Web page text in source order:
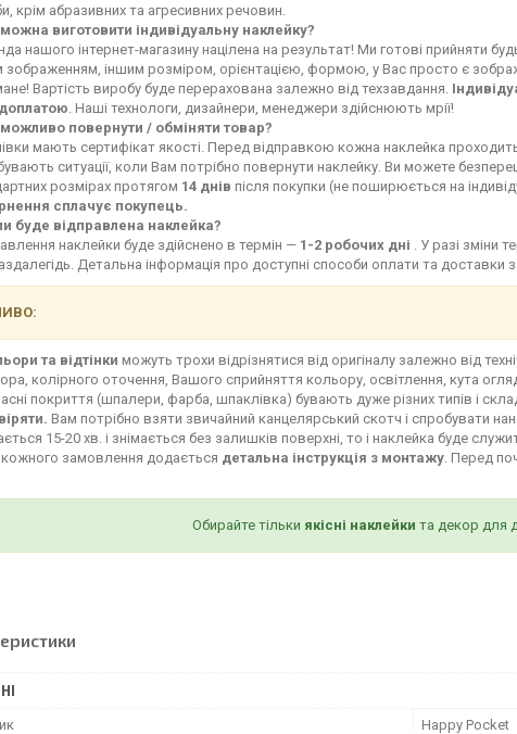
крім абразивних та агресивних речовин.
виготовити індивідуальну наклейку?
нашого інтернет-магазину націлена на результат! Ми готові прийняти
зображенням, іншим розміром, орієнтацією, формою, у Вас просто є
Вартість виробу буде перерахована залежно від техзавдання.
. Наші технологи, дизайнери, менеджери здійснюють мрії!
повернути / обміняти товар?
мають сертифікат якості. Перед відправкою кожна наклейка
ситуації, коли Вам потрібно повернути наклейку. Ви можете
розмірах протягом 14 днів після покупки (не поширюється на
сплачує покупець.
буде відправлена наклейка?
наклейки буде здійснено в термін — 1-2 робочих дні . У разі зміни
Детальна інформація про доступні способи оплати та доставки
та відтінки можуть трохи відрізнятися від оригіналу залежно від
колірного оточення, Вашого сприйняття кольору, освітлення, кута
покриття (шпалери, фарба, шпаклівка) бувають дуже різних типів і
Вам потрібно взяти звичайний канцелярський скотч і спробувати
15-20 хв. і знімається без залишків поверхні, то і наклейка буде
замовлення додається детальна інструкція з монтажу . Перед
Обирайте тільки якісні наклейки та декор для
Happy Pocket